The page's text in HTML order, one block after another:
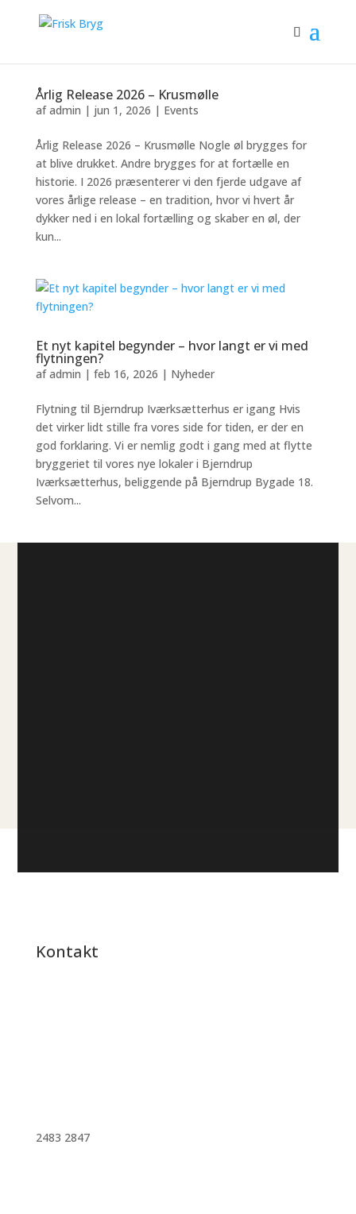
Årlig Release 2026 – Krusmølle
afadmin | jun 1, 2026 | Events
Årlig Release 2026 – Krusmølle Nogle øl brygges for
at blive drukket. Andre brygges for at fortælle en
historie. I 2026 præsenterer vi den fjerde udgave af
vores årlige release – en tradition, hvor vi hvert år
dykker ned i en lokal fortælling og skaber en øl, der
kun...
Et nyt kapitel begynder – hvor langt er vi med
flytningen?
afadmin | feb 16, 2026 | Nyheder
Flytning til Bjerndrup Iværksætterhus er igang Hvis
det virker lidt stille fra vores side for tiden, er der en
god forklaring. Vi er nemlig godt i gang med at flytte
bryggeriet til vores nye lokaler i Bjerndrup
Iværksætterhus, beliggende på Bjerndrup Bygade 18.
Selvom...
Kontakt
2483 2847